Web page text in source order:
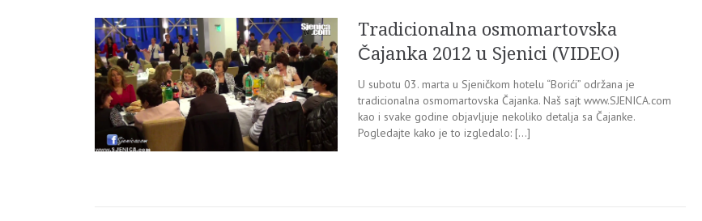
Tradicionalna osmomartovska
Čajanka 2012 u Sjenici (VIDEO)
U subotu 03. marta u Sjeničkom hotelu “Borići” održana je
tradicionalna osmomartovska Čajanka. Naš sajt www.SJENICA.com
kao i svake godine objavljuje nekoliko detalja sa Čajanke.
Pogledajte kako je to izgledalo: […]